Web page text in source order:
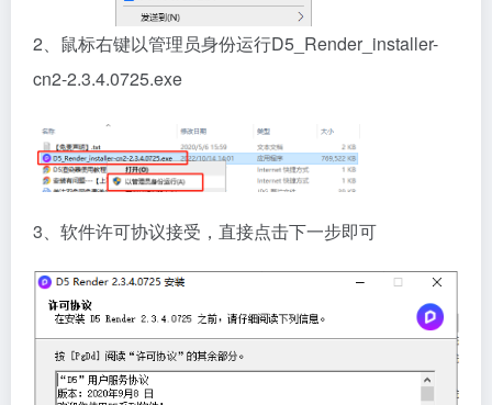
2、鼠标右键以管理员身份运行D5_Render_installer-
cn2-2.3.4.0725.exe
3、软件许可协议接受，直接点击下一步即可